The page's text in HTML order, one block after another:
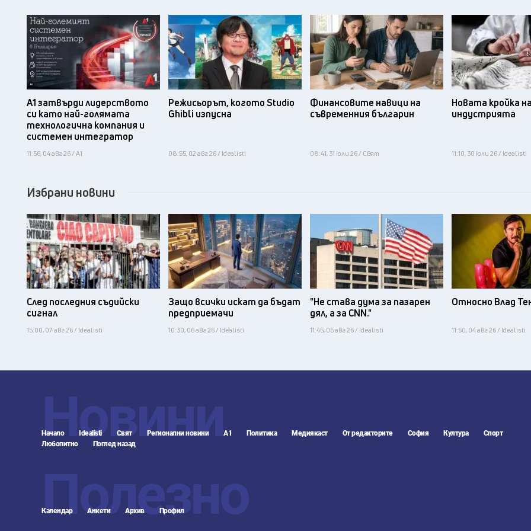
А1 затвърди лидерството
си като най-голямата
технологична компания и
системен интегратор
11:56, 04 авг 26 / А1
Режисьорът, когото Studio
Ghibli изпусна
08:55, 02 авг 26 / Idealisti
Финансовите навици на
съвременния българин
08:41, 31 юли 26 / Свят
Новата кройка
индустрията
11:10, 30 юли 26 / Idealisti
Избрани новини
След последния съдийски
сигнал
15:00, 07 авг 26 / Idealisti
Защо всички искат да бъдат
предприемачи
10:30, 06 авг 26 / Idealisti
"Не става дума за пазарен
дял, а за CNN."
11:45, 05 авг 26 / Idealisti
Относно Влад
11:50, 04 авг 26 / Idealisti
Новини
Начало Idealisti Свят Регионални новини А1 Политика Медиякаст От редакторите София Култура
Спорт
Любопитно
Поглед назад
Полезно
Календар Анкети Архив Профил